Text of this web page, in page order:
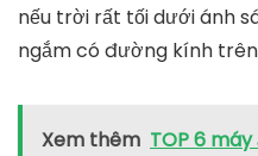
nếu trời rất tối dưới ánh
ngắm có đường kính
Xem thêm TOP 6